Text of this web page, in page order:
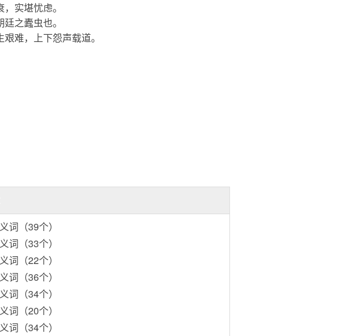
实堪忧虑。
之蠹虫也。
难，上下怨声载道。
词（39个）
词（33个）
词（22个）
词（36个）
词（34个）
词（20个）
词（34个）